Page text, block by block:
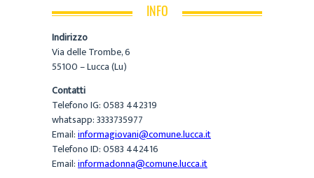
INFO
Indirizzo
Via delle Trombe, 6
55100 – Lucca (Lu)
Contatti
Telefono IG: 0583 442319
whatsapp: 3333735977
Email:informagiovani@comune.lucca.it
Telefono ID: 0583 442416
Email:informadonna@comune.lucca.it